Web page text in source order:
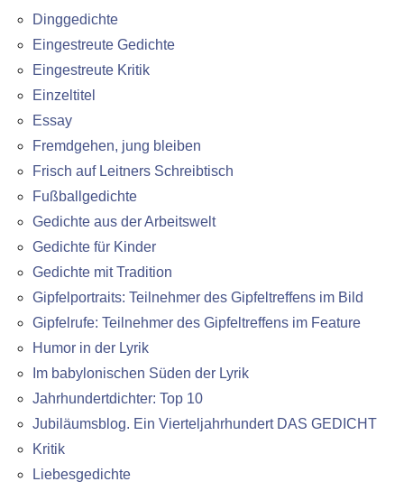
Dinggedichte
Eingestreute Gedichte
Eingestreute Kritik
Einzeltitel
Essay
Fremdgehen, jung bleiben
Frisch auf Leitners Schreibtisch
Fußballgedichte
Gedichte aus der Arbeitswelt
Gedichte für Kinder
Gedichte mit Tradition
Gipfelportraits: Teilnehmer des Gipfeltreffens im Bild
Gipfelrufe: Teilnehmer des Gipfeltreffens im Feature
Humor in der Lyrik
Im babylonischen Süden der Lyrik
Jahrhundertdichter: Top 10
Jubiläumsblog. Ein Vierteljahrhundert DAS GEDICHT
Kritik
Liebesgedichte